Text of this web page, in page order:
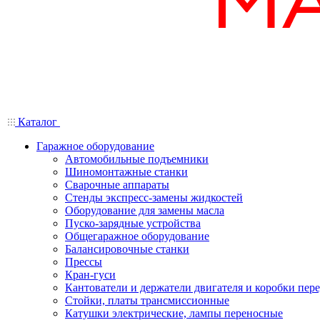
Каталог
Гаражное оборудование
Автомобильные подъемники
Шиномонтажные станки
Сварочные аппараты
Стенды экспресс-замены жидкостей
Оборудование для замены масла
Пуско-зарядные устройства
Общегаражное оборудование
Балансировочные станки
Прессы
Кран-гуси
Кантователи и держатели двигателя и коробки
Стойки, платы трансмиссионные
Катушки электрические, лампы переносные